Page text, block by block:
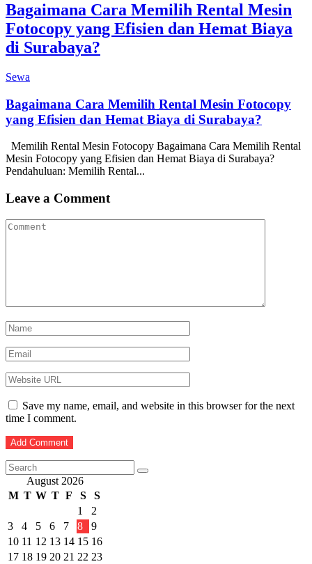
Bagaimana Cara Memilih Rental Mesin
Fotocopy yang Efisien dan Hemat Biaya
di Surabaya?
Sewa
Bagaimana Cara Memilih Rental Mesin Fotocopy
yang Efisien dan Hemat Biaya di Surabaya?
Memilih Rental Mesin Fotocopy Bagaimana Cara Memilih Rental
Mesin Fotocopy yang Efisien dan Hemat Biaya di Surabaya?
Pendahuluan: Memilih Rental...
Leave a Comment
Save my name, email, and website in this browser for the next
time I comment.
August 2026
M T W T F S
S
1
2
3
4 5 6 7 8
9
10 11 12 13 14 15 16
17 18 19 20 21 22 23